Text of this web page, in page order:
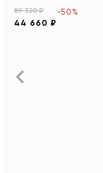
89 320 ₽
44 660 ₽
-50%